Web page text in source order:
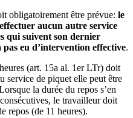
obligatoirement être prévue: le
aucun autre service
qui suivent son dernier
pas eu d’intervention effective.
(art. 15a al. 1er LTr) doit
service de piquet elle peut être
la durée du repos s’en
le travailleur doit
repos (de 11 heures).